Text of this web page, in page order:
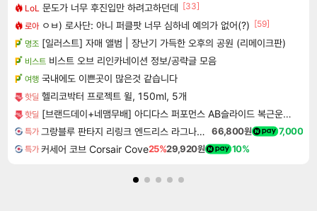
LoL 문도가 너무 후진입만 하려고하던데 [33]
로아 ㅇㅂ) 로사단: 아니 퍼클팟 너무 심하네 예의가 없어(?) [59]
명조 [일러스트] 자매 앨범 | 장난기 가득한 오후의 공원 (리메이크판)
비스트 비스트 오브 리인카네이션 정보/공략글 모음
여행 국내에도 이쁜곳이 많은것 같습니다
핫딜 헬리코박터 프로젝트 윌, 150ml, 5개
핫딜 [브랜드데이+네맴무배] 아디다스 퍼포먼스 AB슬라이드 복근운동기구 무소음 휠 코어 롤아웃 슬라이더 퍼펙트
특가 그랑블루 판타지 리링크 엔드리스 라그나로크 Granblue Fantasy Relink Endless Ragnarok 66,800원 7,000
특가 커세어 코브 Corsair Cove25%29,920원 10%